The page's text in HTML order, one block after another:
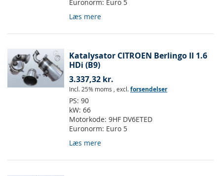
Euronorm: Euro 5
Læs mere
Katalysator CITROEN Berlingo II 1.6
HDi (B9)
3.337,32 kr.
Incl. 25% moms , excl.forsendelser
PS: 90
kW: 66
Motorkode: 9HF DV6ETED
Euronorm: Euro 5
Læs mere